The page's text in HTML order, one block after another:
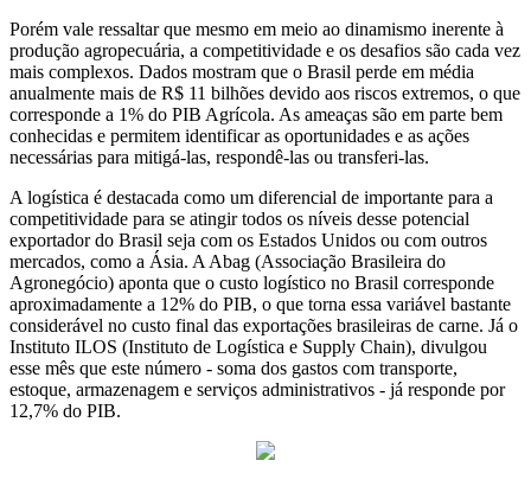
Porém vale ressaltar que mesmo em meio ao dinamismo inerente à
produção agropecuária, a competitividade e os desafios são cada vez
mais complexos. Dados mostram que o Brasil perde em média
anualmente mais de R$ 11 bilhões devido aos riscos extremos, o que
corresponde a 1% do PIB Agrícola. As ameaças são em parte bem
conhecidas e permitem identificar as oportunidades e as ações
necessárias para mitigá-las, respondê-las ou transferi-las.
A logística é destacada como um diferencial de importante para a
competitividade para se atingir todos os níveis desse potencial
exportador do Brasil seja com os Estados Unidos ou com outros
mercados, como a Ásia. A Abag (Associação Brasileira do
Agronegócio) aponta que o custo logístico no Brasil corresponde
aproximadamente a 12% do PIB, o que torna essa variável bastante
considerável no custo final das exportações brasileiras de carne. Já o
Instituto ILOS (Instituto de Logística e Supply Chain), divulgou
esse mês que este número - soma dos gastos com transporte,
estoque, armazenagem e serviços administrativos - já responde por
12,7% do PIB.